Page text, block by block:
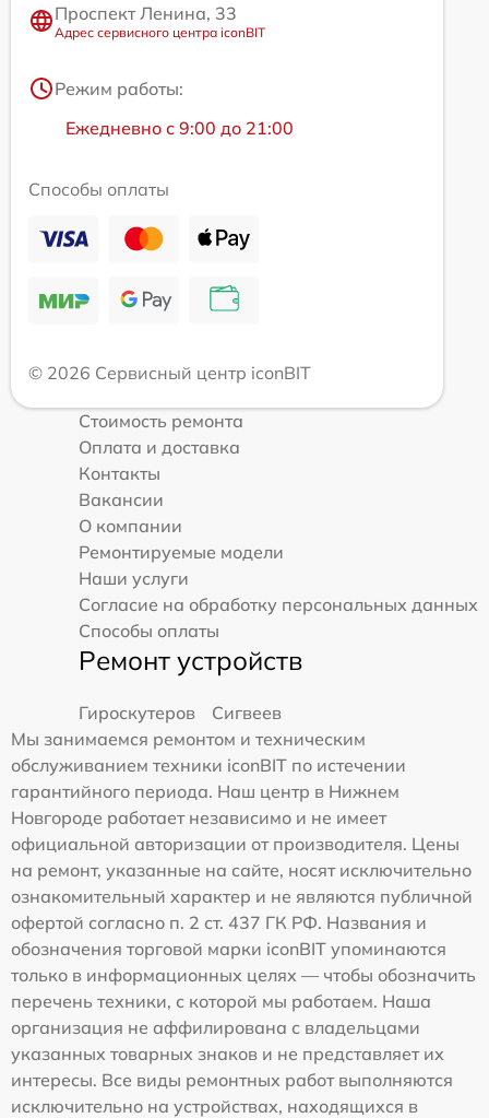
Проспект Ленина, 33
Адрес сервисного центра iconBIT
Режим работы:
Ежедневно с 9:00 до 21:00
Способы оплаты
© 2026 Сервисный центр iconBIT
Стоимость ремонта
Оплата и доставка
Контакты
Вакансии
О компании
Ремонтируемые модели
Наши услуги
Согласие на обработку персональных данных
Способы оплаты
Ремонт устройств
Гироскутеров
Сигвеев
Мы занимаемся ремонтом и техническим
обслуживанием техники iconBIT по истечении
гарантийного периода. Наш центр в Нижнем
Новгороде работает независимо и не имеет
официальной авторизации от производителя. Цены
на ремонт, указанные на сайте, носят исключительно
ознакомительный характер и не являются публичной
офертой согласно п. 2 ст. 437 ГК РФ. Названия и
обозначения торговой марки iconBIT упоминаются
только в информационных целях — чтобы обозначить
перечень техники, с которой мы работаем. Наша
организация не аффилирована с владельцами
указанных товарных знаков и не представляет их
интересы. Все виды ремонтных работ выполняются
исключительно на устройствах, находящихся в